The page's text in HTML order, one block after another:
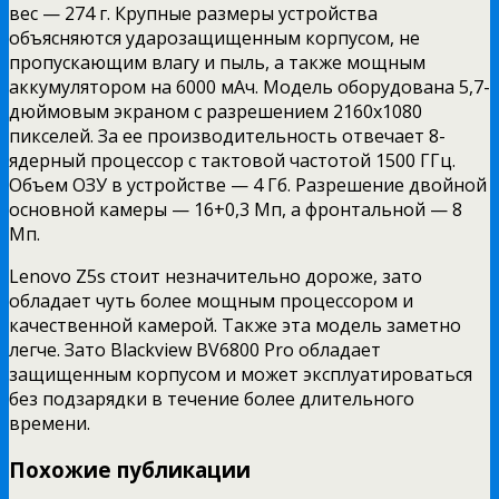
вес — 274 г. Крупные размеры устройства
объясняются ударозащищенным корпусом, не
пропускающим влагу и пыль, а также мощным
аккумулятором на 6000 мАч. Модель оборудована 5,7-
дюймовым экраном с разрешением 2160х1080
пикселей. За ее производительность отвечает 8-
ядерный процессор с тактовой частотой 1500 ГГц.
Объем ОЗУ в устройстве — 4 Гб. Разрешение двойной
основной камеры — 16+0,3 Мп, а фронтальной — 8
Мп.
Lenovo Z5s стоит незначительно дороже, зато
обладает чуть более мощным процессором и
качественной камерой. Также эта модель заметно
легче. Зато Blackview BV6800 Pro обладает
защищенным корпусом и может эксплуатироваться
без подзарядки в течение более длительного
времени.
Похожие публикации